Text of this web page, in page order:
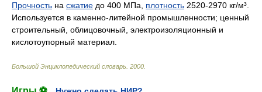
Прочность на сжатие до 400 МПа, плотность 2520-2970 кг/м³
Используется в каменно-литейной промышленности; ценный
строительный, облицовочный, электроизоляционный и
кислотоупорный материал.
Большой Энциклопедический словарь 2000